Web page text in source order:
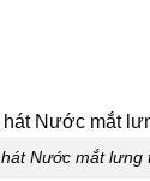
Nước mắt lưng